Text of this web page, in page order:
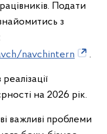
Подати
з
navchintern
.
на 2026 рік.
важливі проблеми